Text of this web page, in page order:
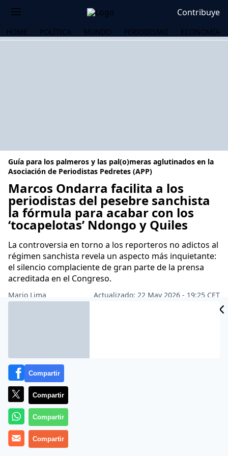
Contribuye
HOME POLÍTICA MUNDO PERIODISMO ECONOMÍA
Guía para los palmeros y las pal(o)meras aglutinados en la
Asociación de Periodistas Pedretes (APP)
Marcos Ondarra facilita a los
periodistas del pesebre sanchista
la fórmula para acabar con los
‘tocapelotas’ Ndongo y Quiles
La controversia en torno a los reporteros no adictos al
régimen sanchista revela un aspecto más inquietante:
el silencio complaciente de gran parte de la prensa
acreditada en el Congreso.
Mario Lima
Actualizado: 22 May 2026 - 19:25 CET
Compartir
Compartir
Compartir
Compartir